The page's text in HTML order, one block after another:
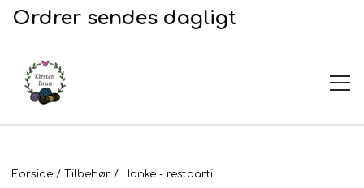
Ordrer sendes dagligt
UDSALG
Forside Tilbehør Hanke - restparti